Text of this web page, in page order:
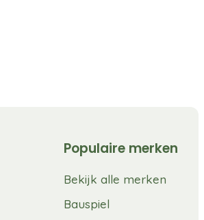
Populaire merken
Bekijk alle merken
Bauspiel